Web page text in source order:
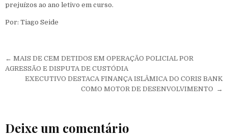
prejuízos ao ano letivo em curso.
Por: Tiago Seide
Navegação de Post
← MAIS DE CEM DETIDOS EM OPERAÇÃO POLICIAL POR
AGRESSÃO E DISPUTA DE CUSTÓDIA
EXECUTIVO DESTACA FINANÇA ISLÂMICA DO CORIS BANK
COMO MOTOR DE DESENVOLVIMENTO →
Deixe um comentário